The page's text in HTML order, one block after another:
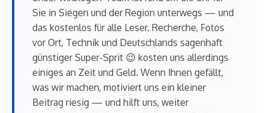
Sie in Siegen und der Region unterwegs — und
das kostenlos für alle Leser. Recherche, Fotos
vor Ort, Technik und Deutschlands sagenhaft
günstiger Super-Sprit 😉 kosten uns allerdings
einiges an Zeit und Geld. Wenn Ihnen gefällt,
was wir machen, motiviert uns ein kleiner
Beitrag riesig — und hilft uns, weiter